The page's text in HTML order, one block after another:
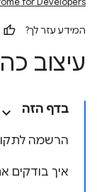
המידע עזר לך?
עיצוב
בדף הזה
הרשמה
איך בודקים